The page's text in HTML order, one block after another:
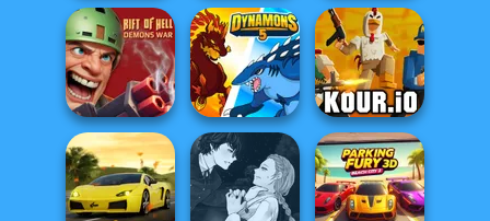
Commando
Force 2
Dark Mage
Creator
Western Sniper
Kour.io
Dynamons 5
Rift of Hell:
Demons War